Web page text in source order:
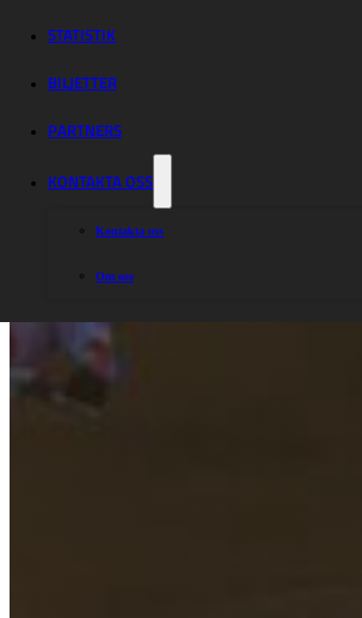
STATISTIK
BILJETTER
PARTNERS
KONTAKTA OSS
Kontakta oss
Om oss